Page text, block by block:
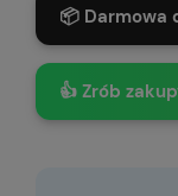
📦 Darmowa
👍 Zrób